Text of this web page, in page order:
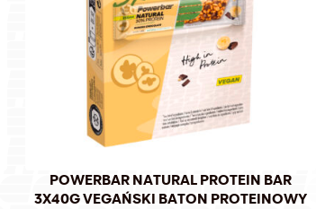
POWERBAR NATURAL PROTEIN BAR
3X40G VEGAŃSKI BATON PROTEINOWY